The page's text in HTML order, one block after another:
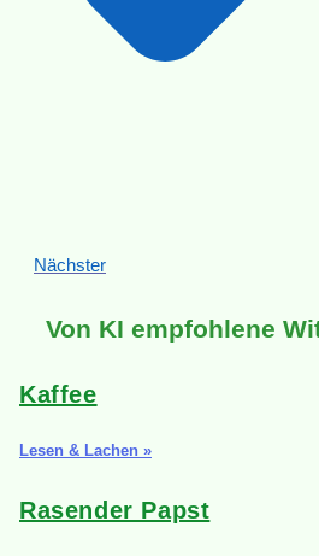
Nächster
Von KI empfohlene
Kaffee
Lesen & Lachen »
Rasender Papst